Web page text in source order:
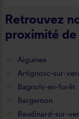
Retrouvez
proximité de
Aiguines
Artignosc-sur-
Bagnols-en-forêt
Bargemon
Baudinard-sur-